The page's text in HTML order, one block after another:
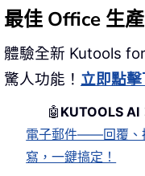
最佳 Office 生
體驗全新 Kutools
驚人功能！ 立即點擊
🤖 KUTOOLS AI
電子郵件——回覆、
寫，一鍵搞定！